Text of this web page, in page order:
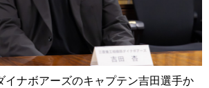
ナボアーズのキャプテン吉田選手か